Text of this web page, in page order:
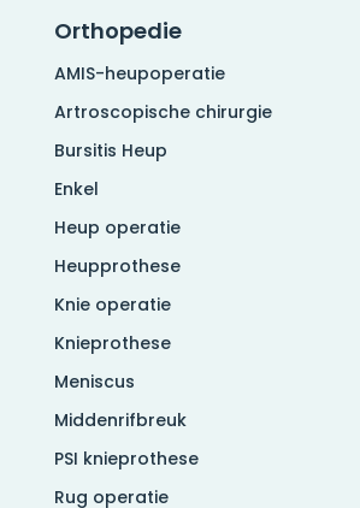
Orthopedie
AMIS-heupoperatie
Artroscopische chirurgie
Bursitis Heup
Enkel
Heup operatie
Heupprothese
Knie operatie
Knieprothese
Meniscus
Middenrifbreuk
PSI knieprothese
Rug operatie